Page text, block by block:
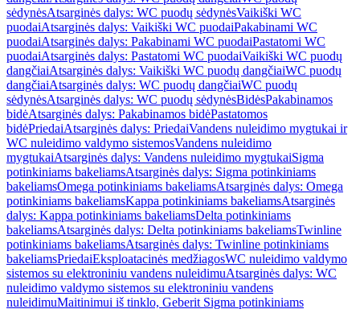
sėdynėsAtsarginės dalys: WC puodų sėdynėsVaikiški WC
puodaiAtsarginės dalys: Vaikiški WC puodaiPakabinami WC
puodaiAtsarginės dalys: Pakabinami WC puodaiPastatomi WC
puodaiAtsarginės dalys: Pastatomi WC puodaiVaikiški WC puodų
dangčiaiAtsarginės dalys: Vaikiški WC puodų dangčiaiWC puodų
dangčiaiAtsarginės dalys: WC puodų dangčiaiWC puodų
sėdynėsAtsarginės dalys: WC puodų sėdynėsBidėsPakabinamos
bidėAtsarginės dalys: Pakabinamos bidėPastatomos
bidėPriedaiAtsarginės dalys: PriedaiVandens nuleidimo mygtukai ir
WC nuleidimo valdymo sistemosVandens nuleidimo
mygtukaiAtsarginės dalys: Vandens nuleidimo mygtukaiSigma
potinkiniams bakeliamsAtsarginės dalys: Sigma potinkiniams
bakeliamsOmega potinkiniams bakeliamsAtsarginės dalys: Omega
potinkiniams bakeliamsKappa potinkiniams bakeliamsAtsarginės
dalys: Kappa potinkiniams bakeliamsDelta potinkiniams
bakeliamsAtsarginės dalys: Delta potinkiniams bakeliamsTwinline
potinkiniams bakeliamsAtsarginės dalys: Twinline potinkiniams
bakeliamsPriedaiEksploatacinės medžiagosWC nuleidimo valdymo
sistemos su elektroniniu vandens nuleidimuAtsarginės dalys: WC
nuleidimo valdymo sistemos su elektroniniu vandens
nuleidimuMaitinimui iš tinklo, Geberit Sigma potinkiniams